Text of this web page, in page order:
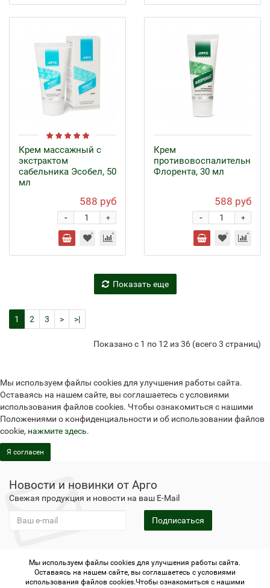
Крем массажный с
экстрактом
сабельника Эсобел, 50
мл
588 руб
+
-
Крем
противовоспалительный
Флорента, 30 мл
588 руб
+
-
Показать еще
1 2 3 > >|
Показано с 1 по 12 из 36 (всего 3 страниц)
Мы используем файлы cookies для улучшения работы сайта.
Оставаясь на нашем сайте, вы соглашаетесь с условиями
использования файлов cookies. Чтобы ознакомиться с нашими
Положениями о конфиденциальности и об использовании файлов
cookie, нажмите здесь.
Я согласен
Новости и новинки от Арго
Свежая продукция и новости на ваш E-Mail
Подписаться
Не является публичной офертой
Политика
конфиденциальности
Не является публичной офертой
Мы используем файлы cookies для улучшения работы сайта.
Оставаясь на нашем сайте, вы соглашаетесь с условиями
использования файлов cookies.Чтобы ознакомиться с нашими